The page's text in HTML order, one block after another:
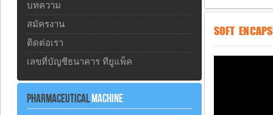
SOFT
บทความ
สมัครงาน
ติดต่อเรา
เลขที่บัญชีธนาคาร ทียูแพ็ค
PHARMACEUTICALMACHINE